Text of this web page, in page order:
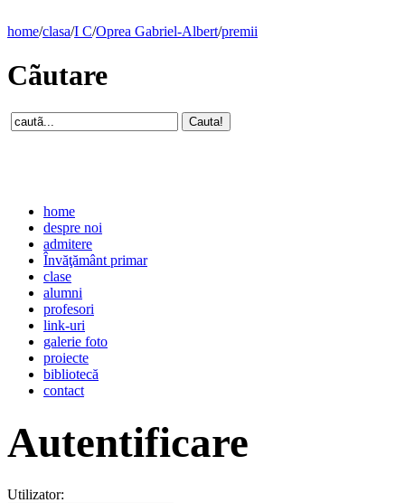
home/clasa/I C/Oprea Gabriel-Albert/premii
Cãutare
home
despre noi
admitere
Învăţământ primar
clase
alumni
profesori
link-uri
galerie foto
proiecte
bibliotecă
contact
Autentificare
Utilizator: